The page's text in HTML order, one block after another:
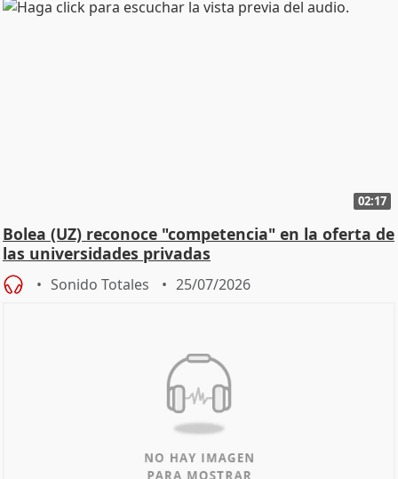
02:17
Bolea (UZ) reconoce "competencia" en la oferta de
las universidades privadas
Sonido Totales 25/07/2026